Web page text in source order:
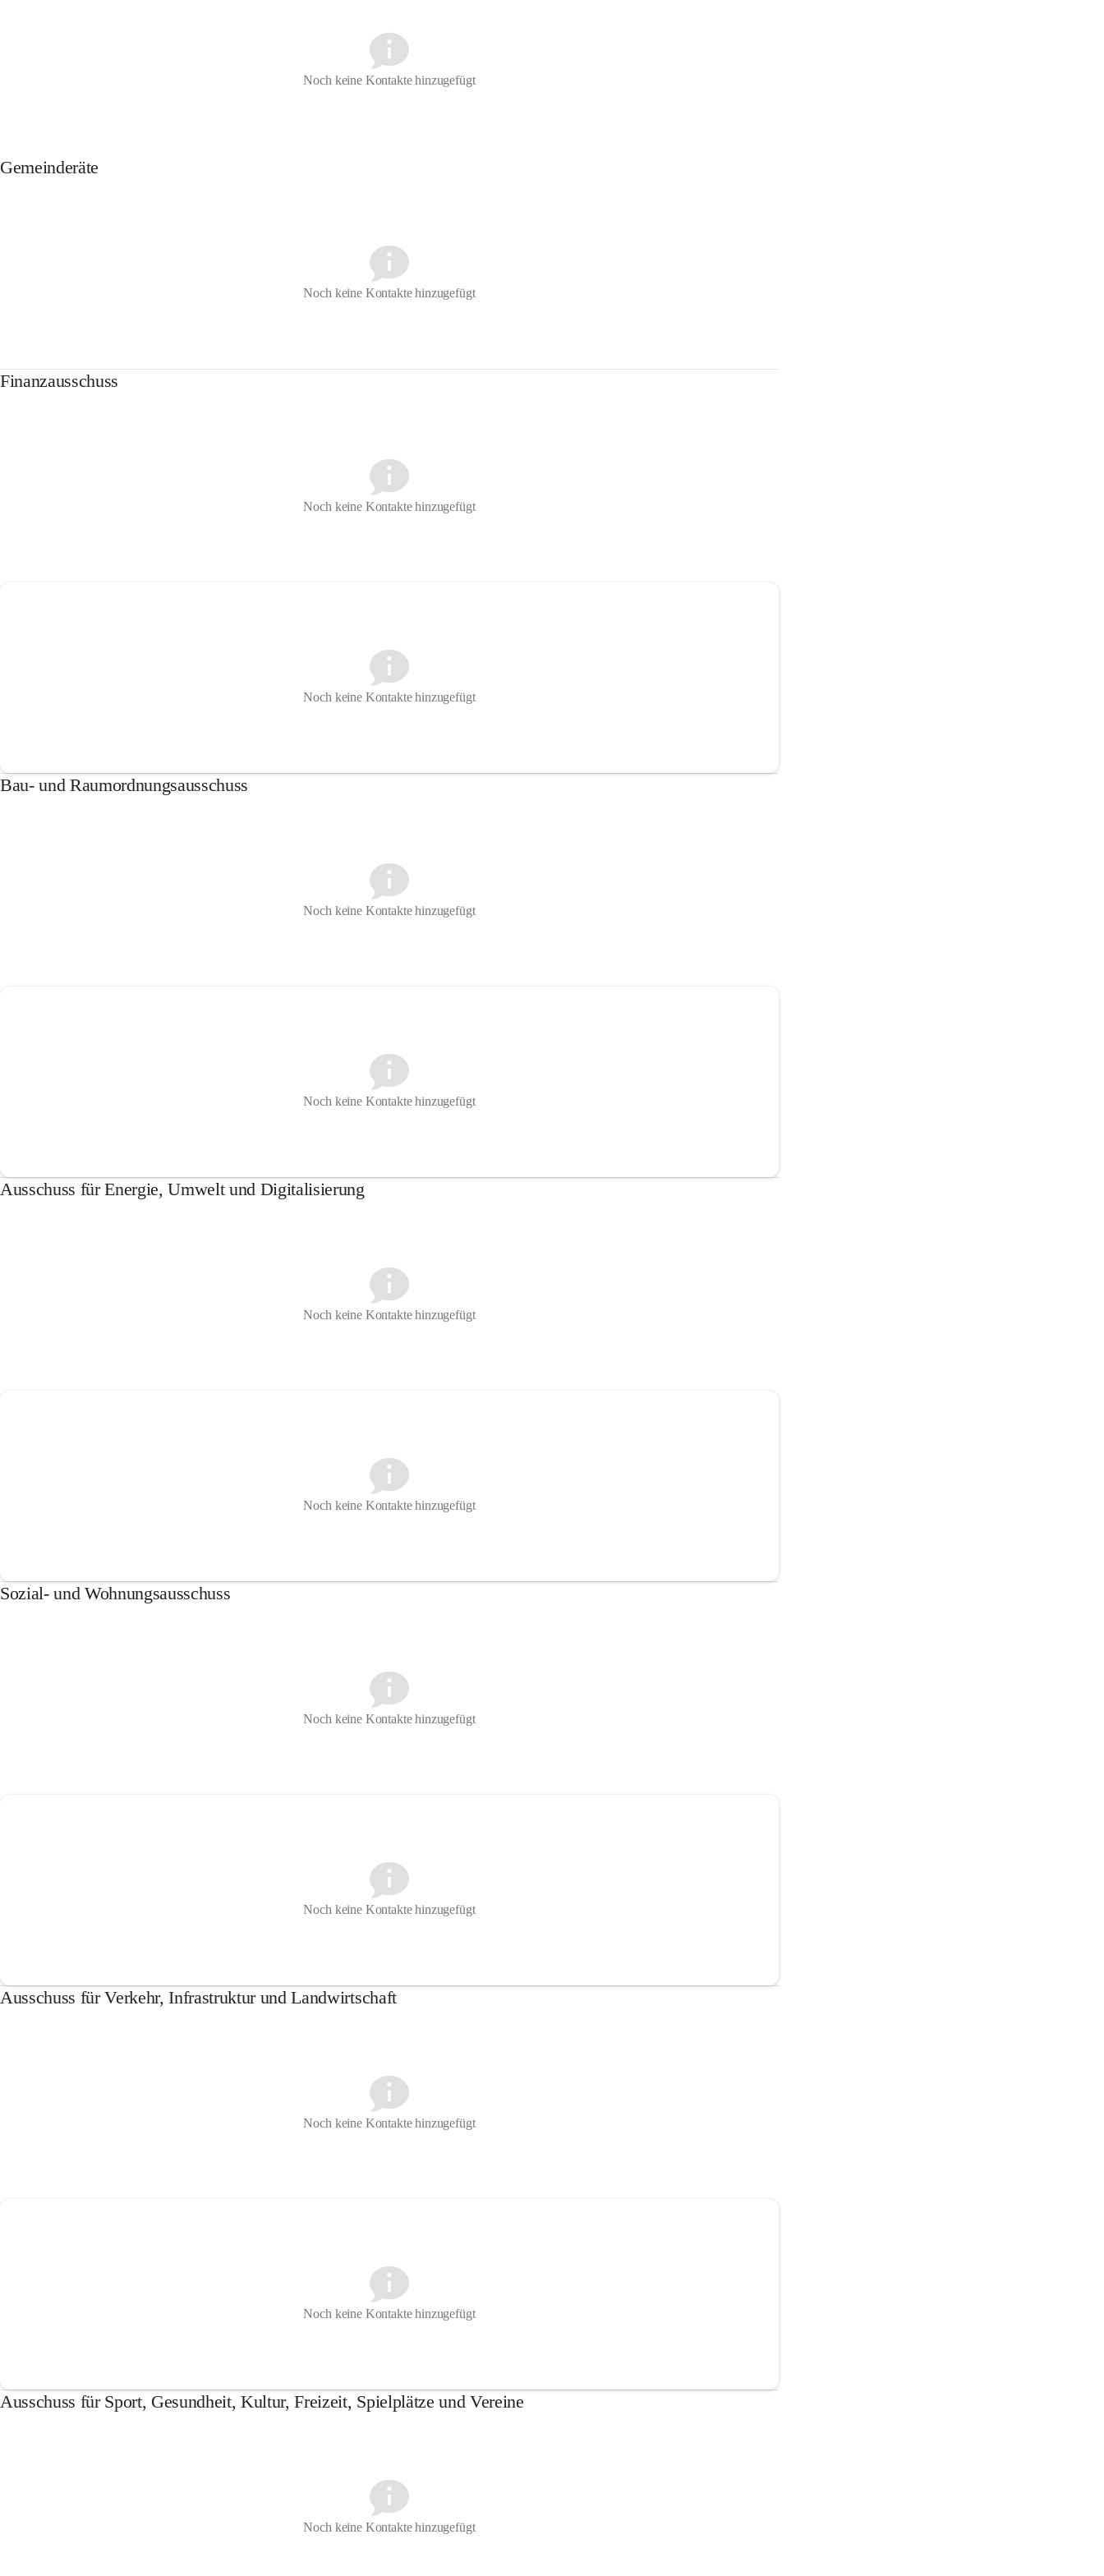
Noch keine Kontakte hinzugefügt
Gemeinderäte
Noch keine Kontakte hinzugefügt
Finanzausschuss
Noch keine Kontakte hinzugefügt
Noch keine Kontakte hinzugefügt
Bau- und Raumordnungsausschuss
Noch keine Kontakte hinzugefügt
Noch keine Kontakte hinzugefügt
Ausschuss für Energie, Umwelt und Digitalisierung
Noch keine Kontakte hinzugefügt
Noch keine Kontakte hinzugefügt
Sozial- und Wohnungsausschuss
Noch keine Kontakte hinzugefügt
Noch keine Kontakte hinzugefügt
Ausschuss für Verkehr, Infrastruktur und Landwirtschaft
Noch keine Kontakte hinzugefügt
Noch keine Kontakte hinzugefügt
Ausschuss für Sport, Gesundheit, Kultur, Freizeit, Spielplätze und Vereine
Noch keine Kontakte hinzugefügt